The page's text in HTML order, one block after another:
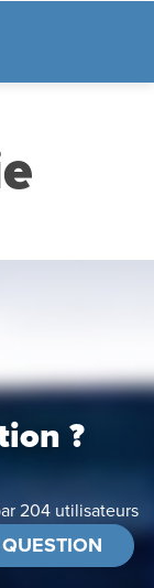
?
204 utilisateurs